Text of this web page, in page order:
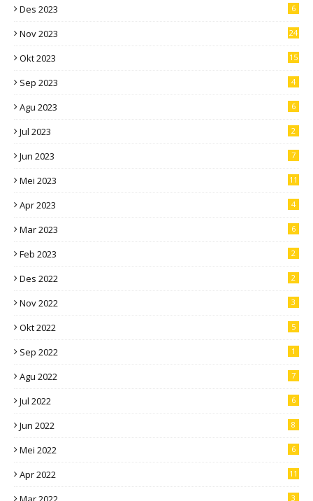
Des 2023 6
Nov 2023 24
Okt 2023 15
Sep 2023 4
Agu 2023 6
Jul 2023 2
Jun 2023 7
Mei 2023 11
Apr 2023 4
Mar 2023 6
Feb 2023 2
Des 2022 2
Nov 2022 3
Okt 2022 5
Sep 2022 1
Agu 2022 7
Jul 2022 6
Jun 2022 8
Mei 2022 6
Apr 2022 11
3